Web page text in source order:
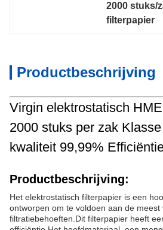
2000 stuks/
filterpapier
Productbeschrijving
Virgin elektrostatisch
2000 stuks per zak
kwaliteit 99,99%
Productbeschrijving:
Het elektrostatisch filterpapier is een
ontworpen om te voldoen aan de meest
filtratiebehoeften.Dit filterpapier heeft